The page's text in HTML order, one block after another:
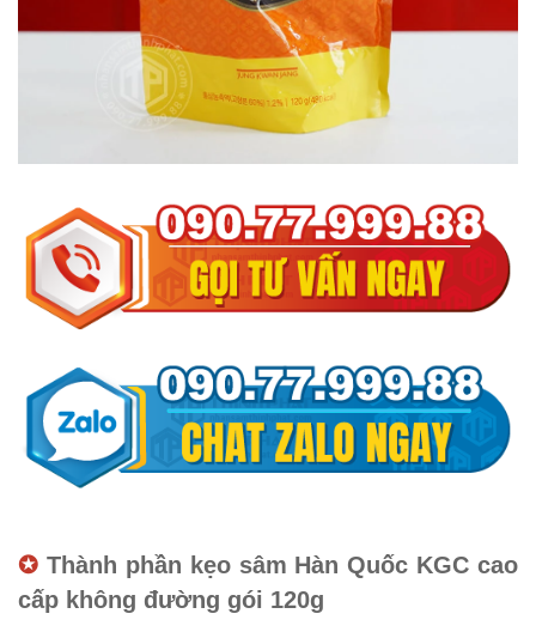
✪ Thành phần kẹo sâm Hàn Quốc KGC cao
cấp không đường gói 120g